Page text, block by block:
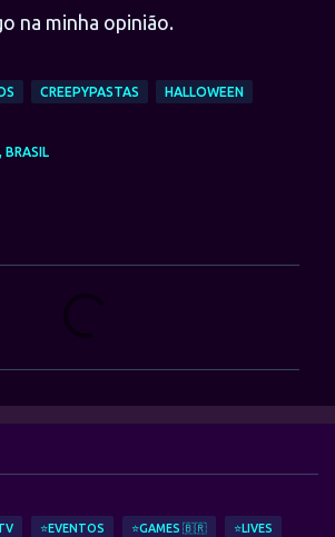
na minha opinião.
CREEPYPASTAS HALLOWEEN
BRASIL
⭐EVENTOS ⭐GAMES 🇧🇷 ⭐LIVES